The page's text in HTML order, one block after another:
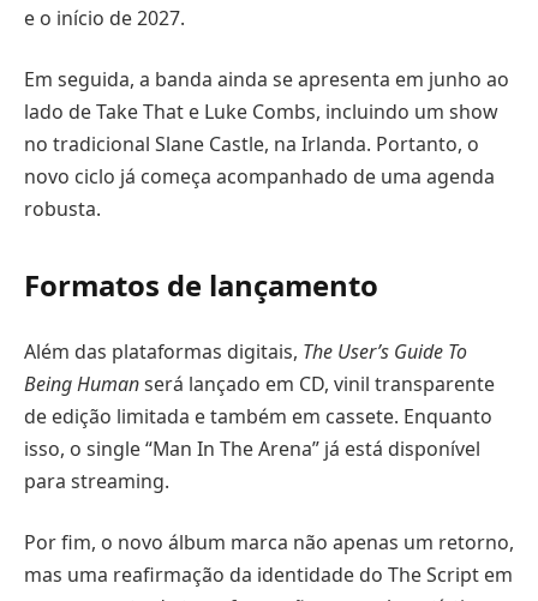
e o início de 2027.
Em seguida, a banda ainda se apresenta em junho ao
lado de Take That e Luke Combs, incluindo um show
no tradicional Slane Castle, na Irlanda. Portanto, o
novo ciclo já começa acompanhado de uma agenda
robusta.
Formatos de lançamento
Além das plataformas digitais, The User’s Guide To
Being Humanserá lançado em CD, vinil transparente
de edição limitada e também em cassete. Enquanto
isso, o single “Man In The Arena” já está disponível
para streaming.
Por fim, o novo álbum marca não apenas um retorno,
mas uma reafirmação da identidade do The Script em